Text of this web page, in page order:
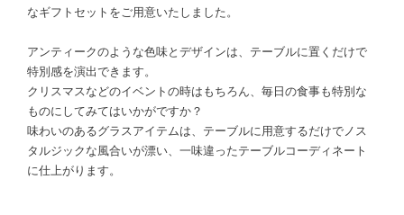
なギフトセットをご用意いたしました。
アンティークのような色味とデザインは、テーブルに置くだけで
特別感を演出できます。
クリスマスなどのイベントの時はもちろん、毎日の食事も特別な
ものにしてみてはいかがですか？
味わいのあるグラスアイテムは、テーブルに用意するだけでノス
タルジックな風合いが漂い、一味違ったテーブルコーディネート
に仕上がります。